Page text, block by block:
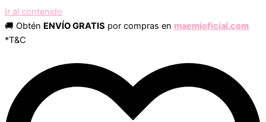
Ir al contenido
🚚 Obtén ENVÍO GRATIS por compras en maemioficial.com
*T&C